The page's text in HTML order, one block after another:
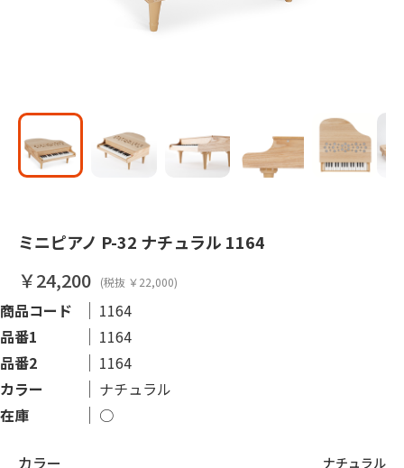
ミニピアノ P-32 ナチュラル 1164
￥24,200 (税抜 ￥22,000)
商品コード
1164
品番1
1164
品番2
1164
カラー
ナチュラル
在庫
○
カラー ナチュラル